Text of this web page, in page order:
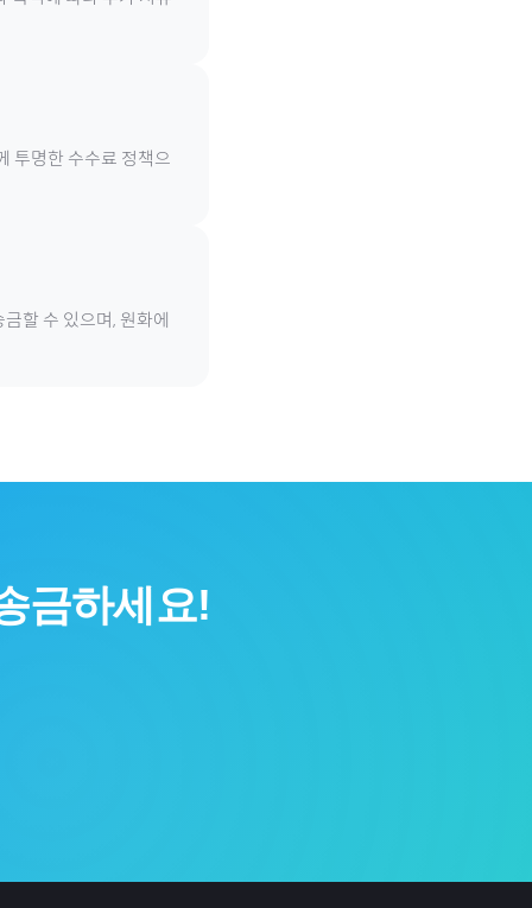
투명한 수수료 정책으
할 수 있으며, 원화에
금하세요!